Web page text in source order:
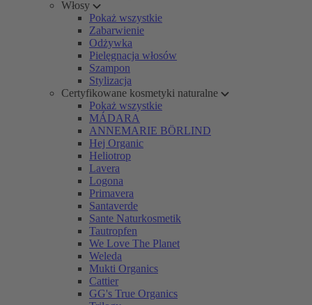
Włosy
Pokaż wszystkie
Zabarwienie
Odżywka
Pielęgnacja włosów
Szampon
Stylizacja
Certyfikowane kosmetyki naturalne
Pokaż wszystkie
MÁDARA
ANNEMARIE BÖRLIND
Hej Organic
Heliotrop
Lavera
Logona
Primavera
Santaverde
Sante Naturkosmetik
Tautropfen
We Love The Planet
Weleda
Mukti Organics
Cattier
GG's True Organics